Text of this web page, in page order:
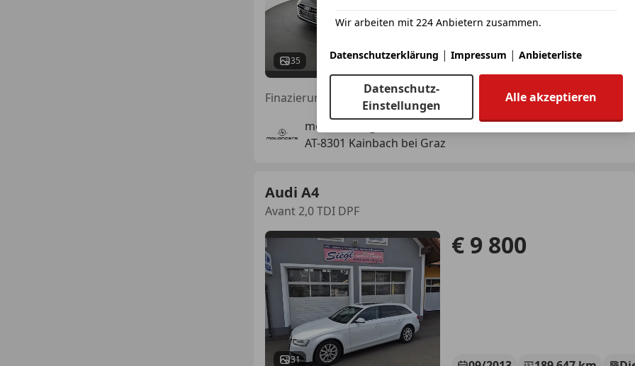
35
Finazierung ohne Anzahlung möglich!
motioncars gmbh
AT-8301 Kainbach bei Graz
Audi A4
Avant 2,0 TDI DPF
31
€ 9 800
Wir arbeiten mit 224 Anbietern zusammen.
Datenschutzerklärung | Impressum | Anbieterliste
Datenschutz-
Einstellungen
Alle akzeptieren